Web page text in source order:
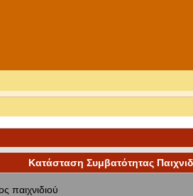
Κατάσταση Συμβατότητας
παιχνιδιού